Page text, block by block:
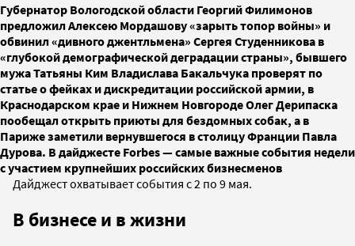
Губернатор Вологодской области Георгий Филимонов
предложил Алексею Мордашову «зарыть топор войны» и
обвинил «дивного джентльмена» Сергея Студенникова в
«глубокой демографической деградации страны», бывшего
мужа Татьяны Ким Владислава Бакальчука проверят по
статье о фейках и дискредитации российской армии, в
Краснодарском крае и Нижнем Новгороде Олег Дерипаска
пообещал открыть приюты для бездомных собак, а в
Париже заметили вернувшегося в столицу Франции Павла
Дурова. В дайджесте Forbes — самые важные события недели
с участием крупнейших российских бизнесменов
Дайджест охватывает события с 2 по 9 мая.
В бизнесе и в жизни